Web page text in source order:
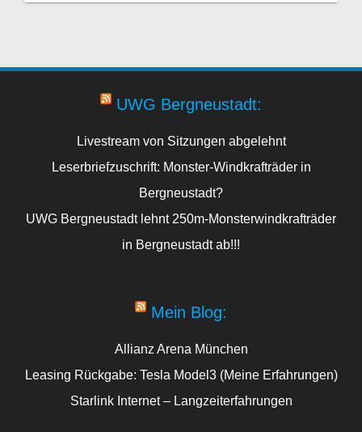
UWG Bergneustadt:
Livestream von Sitzungen abgelehnt
Leserbriefzuschrift: Monster-Windkrafträder in
Bergneustadt?
UWG Bergneustadt lehnt 250m-Monsterwindkrafträder
in Bergneustadt ab!!!
Mein Blog:
Allianz Arena München
Leasing Rückgabe: Tesla Model3 (Meine Erfahrungen)
Starlink Internet – Langzeiterfahrungen